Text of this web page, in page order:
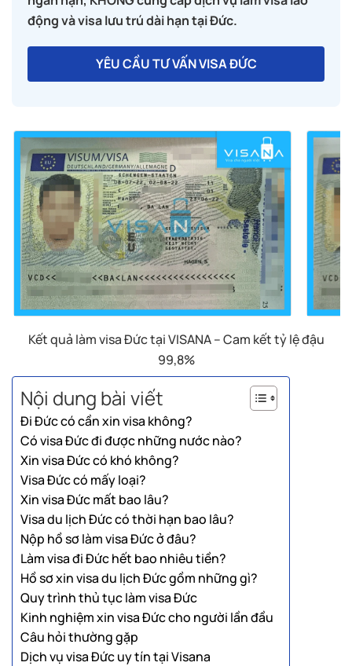
động và visa lưu trú dài hạn tại Đức.
YÊU CẦU TƯ VẤN VISA ĐỨC
Kết quả làm visa Đức tại VISANA – Cam kết tỷ lệ đậu
99,8%
Nội dung bài viết
Đi Đức có cần xin visa không?
Có visa Đức đi được những nước nào?
Xin visa Đức có khó không?
Visa Đức có mấy loại?
Xin visa Đức mất bao lâu?
Visa du lịch Đức có thời hạn bao lâu?
Nộp hồ sơ làm visa Đức ở đâu?
Làm visa đi Đức hết bao nhiêu tiền?
Hồ sơ xin visa du lịch Đức gồm những gì?
Quy trình thủ tục làm visa Đức
Kinh nghiệm xin visa Đức cho người lần đầu
Câu hỏi thường gặp
Dịch vụ visa Đức uy tín tại Visana